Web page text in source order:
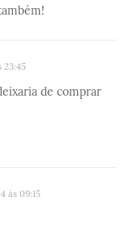
23:45
de comprar
às 09:15